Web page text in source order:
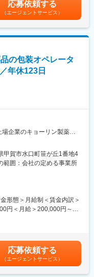
時間程度。ワークライフ
。
さい！
きながら医薬品の品質確
キャッチアップできる体
、清潔な環境が整ってお
もご活躍頂いています。
ります。月給(月額)は固定手
応募依頼する
（エージェントサービス）
の包装オペレータ
年休123日
企業のキョーリン製薬グ
ーバルな基準をクリアした
び検査オペレーションを中
錠剤・顆粒・点鼻など多
ョンをお任せします。シフ
甲賀市水口町笹が丘1番地4
範囲：会社の定める事業所
形態＞月給制＜賃金内訳＞
円＜月給＞200,000円～
あくまでも目安の金額であ
ります。月給(月額)は固定手
応募依頼する
（エージェントサービス）